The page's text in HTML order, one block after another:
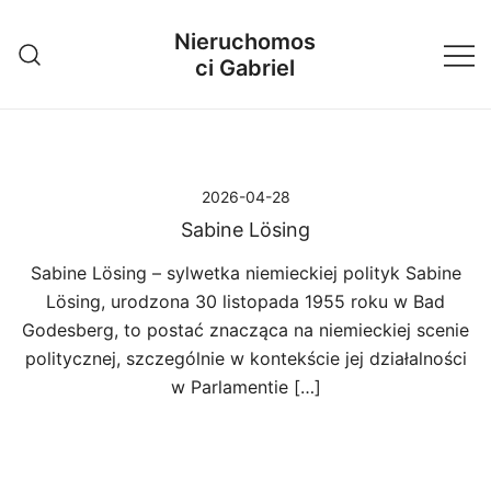
treści
Nieruchomos
ci Gabriel
2026-04-28
Sabine Lösing
Sabine Lösing – sylwetka niemieckiej polityk Sabine
Lösing, urodzona 30 listopada 1955 roku w Bad
Godesberg, to postać znacząca na niemieckiej scenie
politycznej, szczególnie w kontekście jej działalności
w Parlamentie […]